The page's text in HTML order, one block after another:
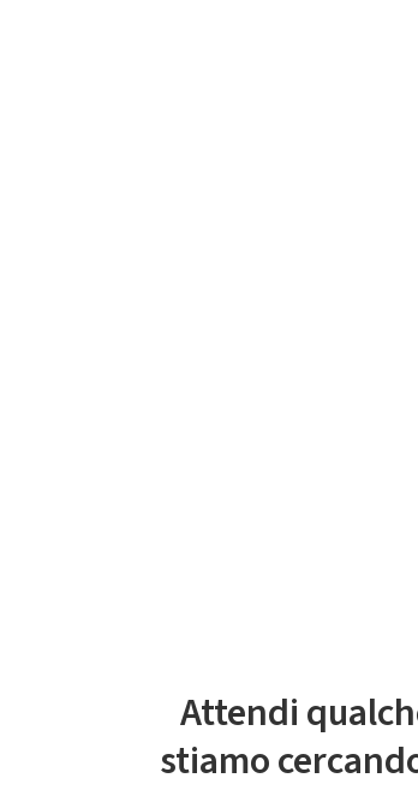
Attendi
stiamo